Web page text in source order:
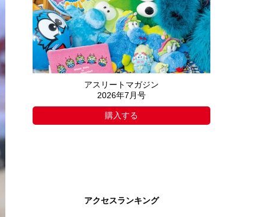
アスリートマガジン
2026年7月号
購入する
アクセスランキング